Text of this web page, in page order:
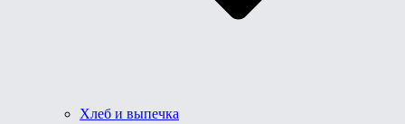
Хлеб и выпечка